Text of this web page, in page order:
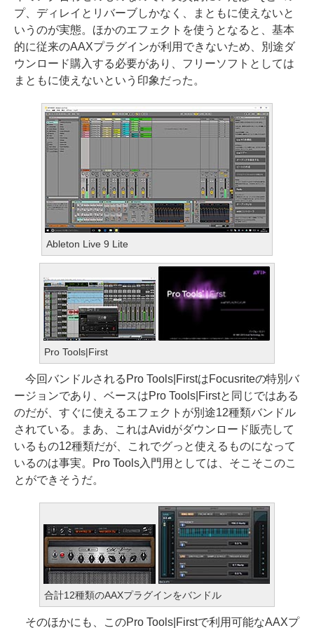
プ、ディレイとリバーブしかなく、まともに使えないと
いうのが実態。ほかのエフェクトを使うとなると、基本
的に従来のAAXプラグインが利用できないため、別途ダ
ウンロード購入する必要があり、フリーソフトとしては
まともに使えないという印象だった。
Ableton Live 9 Lite
Pro Tools|First
今回バンドルされるPro Tools|FirstはFocusriteの特別バ
ージョンであり、ベースはPro Tools|Firstと同じではある
のだが、すぐに使えるエフェクトが別途12種類バンドル
されている。まあ、これはAvidがダウンロード販売して
いるもの12種類だが、これでグっと使えるものになって
いるのは事実。Pro Tools入門用としては、そこそこのこ
とができそうだ。
合計12種類のAAXプラグインをバンドル
そのほかにも、このPro Tools|Firstで利用可能なAAXプ